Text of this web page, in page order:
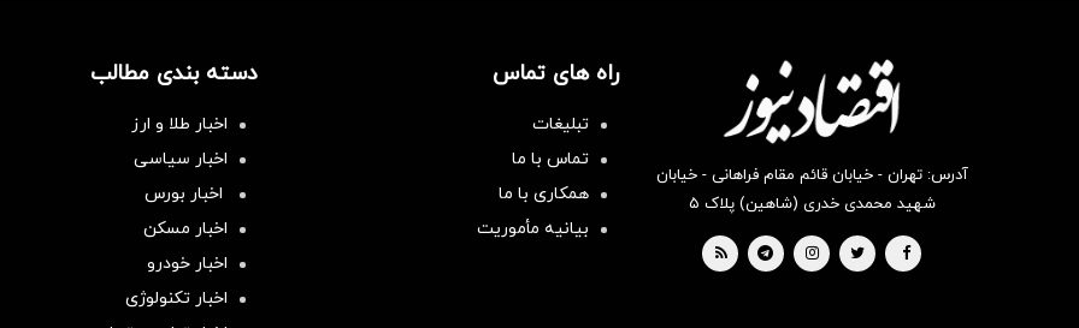
آدرس: تهران - خیابان قائم مقام فراهانی - خیابان
شهید محمدی خدری (شاهین) پلاک ۵
راه های تماس
تبلیغات
تماس با ما
همکاری با ما
بیانیه مأموریت
دسته بندی مطالب
اخبار طلا و ارز
اخبار سیاسی
اخبار بورس
اخبار مسکن
اخبار خودرو
اخبار تکنولوژی